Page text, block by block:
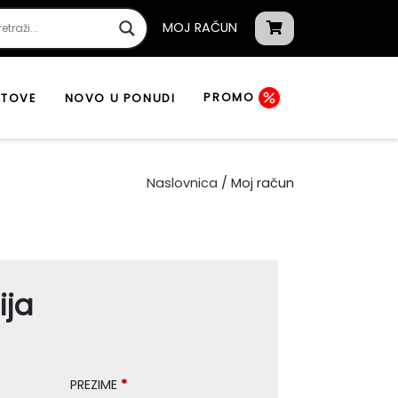
MOJ RAČUN
NOVO U PONUDI PROMO
Naslovnica / Moj račun
PREZIME *